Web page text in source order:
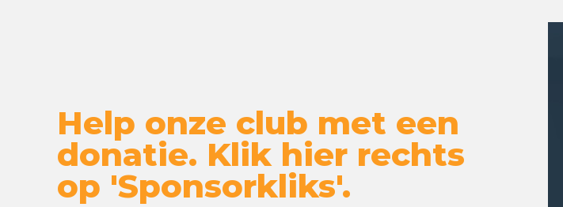
Help onze club met een
donatie. Klik hier rechts
op 'Sponsorkliks'.